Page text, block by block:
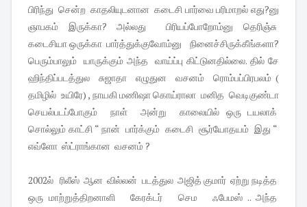
பிரிந்து சென்ற காதலியுடனான கடைசி பார்வை பரிமாறல் எது?னு
ஞாபகம் இருக்கா? அல்லது பிரியப்போறோம்னு தெரிஞ்சு
கடைசியா ஒருக்கா பார்த்துக்குவோம்னு நினைச்சிருக்கீங்களா?
பெரும்பாலும் யாருக்கும் அந்த வாய்ப்பு கிட்டுனதில்லை. தில் சே
ஹிந்திப்படத்துல சுஜாதா எழுதுன வசனம் ரொம்பப்பிரபலம் (
தமிழில் உயிரே) , நாயகி மணிஷா கொய்ராலா மனித வெடிகுண்டா
செயல்படப்போகும் நாள் அன்று காலையில் ஒரு டயலாக்
சொல்லும் காட்சி “ நான் பார்க்கும் கடைசி சூர்யோதயம் இது “
எவ்ளோ ஸ்ட்ராங்கான வசனம் ?
2002ல் ரிலீஸ் ஆன வில்லன் படத்துல அஜித் குமார் ஏற்று நடித்த
ஒரு மாற்றுத்திறனாளி கேரக்டர் செம ஃபேமஸ் .. அந்த